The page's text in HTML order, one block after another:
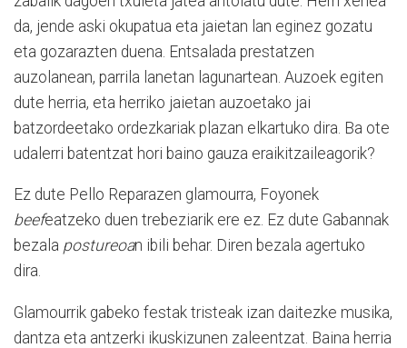
da, jende aski okupatua eta jaietan lan eginez gozatu
eta gozarazten duena. Entsalada prestatzen
auzolanean, parrila lanetan lagunartean. Auzoek egiten
dute herria, eta herriko jaietan auzoetako jai
batzordeetako ordezkariak plazan elkartuko dira. Ba ote
udalerri batentzat hori baino gauza eraikitzaileagorik?
Ez dute Pello Reparazen glamourra, Foyonek
beefeatzeko duen trebeziarik ere ez. Ez dute Gabannak
bezala postureoan ibili behar. Diren bezala agertuko
dira.
Glamourrik gabeko festak tristeak izan daitezke musika,
dantza eta antzerki ikuskizunen zaleentzat. Baina herria